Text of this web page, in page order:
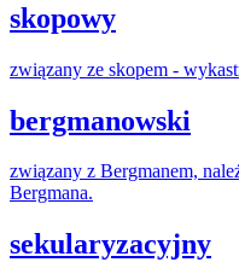
skopowy
związany ze skopem -
bergmanowski
związany z Bergmanem,
Bergmana.
sekularyzacyjny